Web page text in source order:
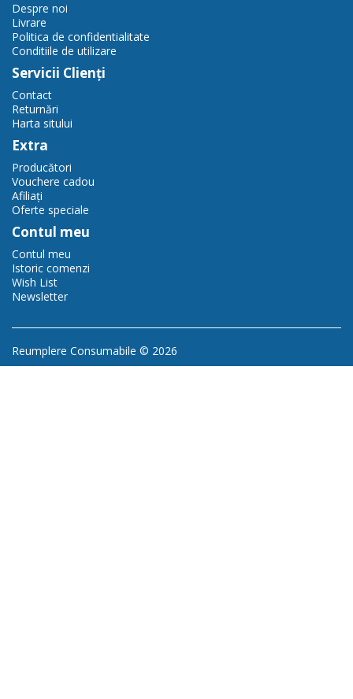
Despre noi
Livrare
Politica de confidentialitate
Conditiile de utilizare
Servicii Clienţi
Contact
Returnări
Harta sitului
Extra
Producători
Vouchere cadou
Afiliaţi
Oferte speciale
Contul meu
Contul meu
Istoric comenzi
Wish List
Newsletter
Reumplere Consumabile © 2026